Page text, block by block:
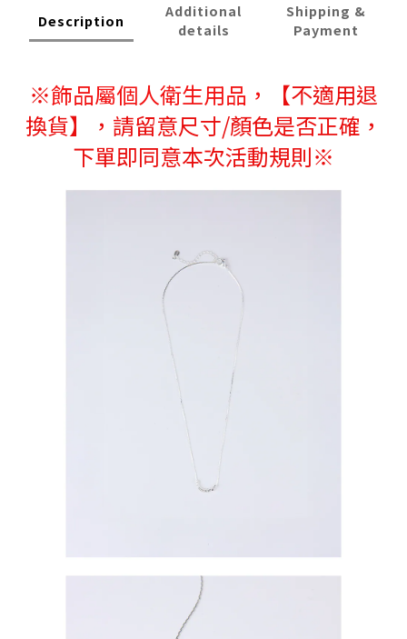
Description
Additional
details
Shipping &
Payment
※飾品屬個人衛生用品，
【不適用退
換貨】，請留意尺寸/顏色是否正確，
下單即同意本次活動規則※